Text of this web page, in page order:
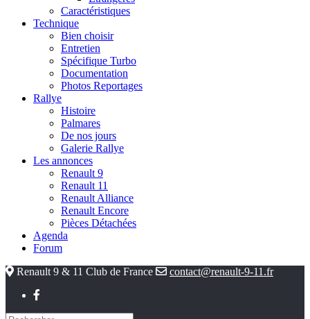
Caractéristiques
Technique
Bien choisir
Entretien
Spécifique Turbo
Documentation
Photos Reportages
Rallye
Histoire
Palmares
De nos jours
Galerie Rallye
Les annonces
Renault 9
Renault 11
Renault Alliance
Renault Encore
Pièces Détachées
Agenda
Forum
Renault 9 & 11 Club de France
contact@renault-9-11.fr